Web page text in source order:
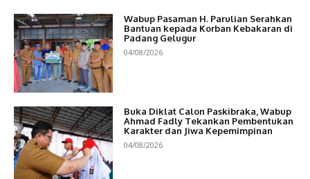
Wabup Pasaman H. Parulian Serahkan
Bantuan kepada Korban Kebakaran di
Padang Gelugur
04/08/2026
Buka Diklat Calon Paskibraka, Wabup
Ahmad Fadly Tekankan Pembentukan
Karakter dan Jiwa Kepemimpinan
04/08/2026